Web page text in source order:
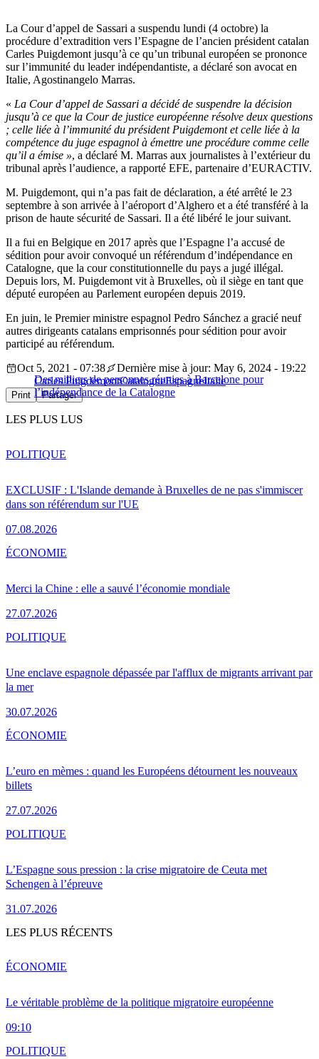
La Cour d’appel de Sassari a suspendu lundi (4 octobre) la
procédure d’extradition vers l’Espagne de l’ancien président catalan
Carles Puigdemont jusqu’à ce qu’un tribunal européen se prononce
sur l’immunité du leader indépendantiste, a déclaré son avocat en
Italie, Agostinangelo Marras.
« La Cour d’appel de Sassari a décidé de suspendre la décision
jusqu’à ce que la Cour de justice européenne résolve deux questions
; celle liée à l’immunité du président Puigdemont et celle liée à la
compétence du juge espagnol à émettre une procédure comme celle
qu’il a émise », a déclaré M. Marras aux journalistes à l’extérieur du
tribunal après l’audience, a rapporté EFE, partenaire d’EURACTIV.
M. Puigdemont, qui n’a pas fait de déclaration, a été arrêté le 23
septembre à son arrivée à l’aéroport d’Alghero et a été transféré à la
prison de haute sécurité de Sassari. Il a été libéré le jour suivant.
Il a fui en Belgique en 2017 après que l’Espagne l’a accusé de
sédition pour avoir convoqué un référendum d’indépendance en
Catalogne, que la cour constitutionnelle du pays a jugé illégal.
Depuis lors, M. Puigdemont vit à Bruxelles, où il siège en tant que
député européen au Parlement européen depuis 2019.
En juin, le Premier ministre espagnol Pedro Sánchez a gracié neuf
autres dirigeants catalans emprisonnés pour sédition pour avoir
participé au référendum.
Des milliers de personnes réunies à Barcelone pour
l’indépendance de la Catalogne
Oct 5, 2021 - 07:38
Dernière mise à jour: May 6, 2024 - 19:22
Carles PuigdemontCatalogneEspagneItalie
Print Partager
LES PLUS LUS
EXCLUSIF : L'Islande demande à Bruxelles de ne pas s'immiscer
dans son référendum sur l'UE
07.08.2026
POLITIQUE
Merci la Chine : elle a sauvé l’économie mondiale
27.07.2026
ÉCONOMIE
Une enclave espagnole dépassée par l'afflux de migrants arrivant par
la mer
30.07.2026
POLITIQUE
L’euro en mèmes : quand les Européens détournent les nouveaux
billets
27.07.2026
ÉCONOMIE
L’Espagne sous pression : la crise migratoire de Ceuta met
Schengen à l’épreuve
31.07.2026
POLITIQUE
LES PLUS RÉCENTS
Le véritable problème de la politique migratoire européenne
09:10
ÉCONOMIE
POLITIQUE